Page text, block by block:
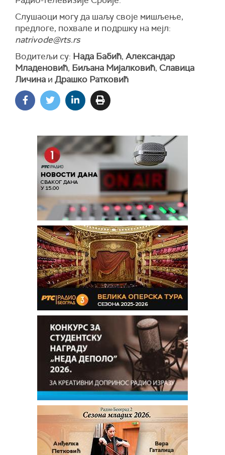
Слушаоци могу да шаљу своје мишљење,
предлоге, похвале и подршку на мејл:
natrivode@rts.rs
Водитељи су: Нада Бабић, Александар
Младеновић, Биљана Мијалковић, Славица
Личина и Драшко Ратковић